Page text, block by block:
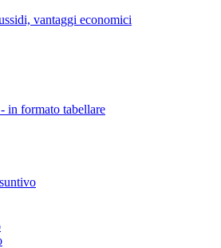
vantaggi economici
in formato tabellare